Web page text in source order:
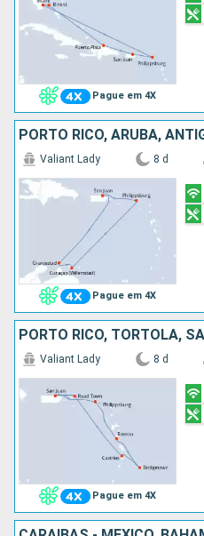
Pague em 4X
Pague em 4X
Valiant Lady 8 d
Pague em 4X
Valiant Lady 8 d